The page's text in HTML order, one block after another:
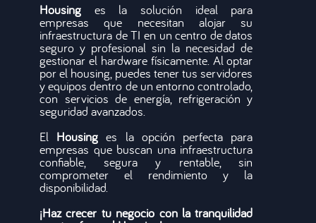
Housing es la solución ideal para
empresas que necesitan alojar su
infraestructura de TI en un centro de datos
seguro y profesional sin la necesidad de
gestionar el hardware físicamente. Al optar
por el housing, puedes tener tus servidores
y equipos dentro de un entorno controlado,
con servicios de energía, refrigeración y
seguridad avanzados.
El Housing es la opción perfecta para
empresas que buscan una infraestructura
confiable, segura y rentable, sin
comprometer el rendimiento y la
disponibilidad.
¡Haz crecer tu negocio con la tranquilidad